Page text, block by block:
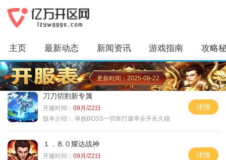
主页 最新动态 新闻资讯 游戏指南 攻略
更新时间：2025-09-22
刀刀切割新专属
开服时间： 09月/22日
版本介绍： 单挑BOSS一切靠打爆率全开长久稳
详情
１．⒏０耀达战神
开服时间： 09月/22日
详情